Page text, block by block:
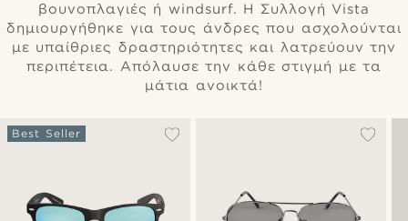
βουνοπλαγιές ή windsurf. Η Συλλογή Vista
δημιουργήθηκε για τους άνδρες που ασχολούνται
με υπαίθριες δραστηριότητες και λατρεύουν την
περιπέτεια. Απόλαυσε την κάθε στιγμή με τα
μάτια ανοικτά!
Best Seller